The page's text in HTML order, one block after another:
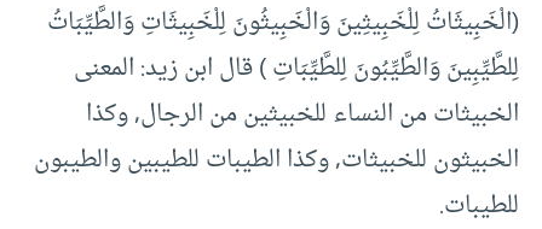
(‏الْخَبِيثَاتُ لِلْخَبِيثِينَ وَالْخَبِيثُونَ لِلْخَبِيثَاتِ وَالطَّيِّبَاتُ
لِلطَّيِّبِينَ وَالطَّيِّبُونَ لِلطَّيِّبَاتِ ) ‏‏قال ابن زيد: المعنى
الخبيثات من النساء للخبيثين من الرجال, وكذا
الخبيثون للخبيثات, وكذا الطيبات للطيبين والطيبون
للطيبات.